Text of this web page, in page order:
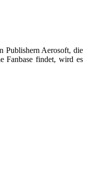
Publishern Aerosoft, die
Fanbase findet, wird es